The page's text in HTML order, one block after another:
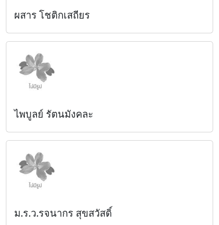
ผสาร โชติกเสถียร
ไพบูลย์ รัตนมังคละ
ม.ร.ว.รจนากร สุขสวัสดิ์